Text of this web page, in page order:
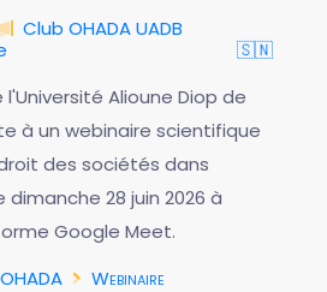
Club OHADA UADB
🇸🇳
l'Université Alioune Diop de
à un webinaire scientifique
des sociétés dans
dimanche 28 juin 2026 à
Google Meet.
Webinaire